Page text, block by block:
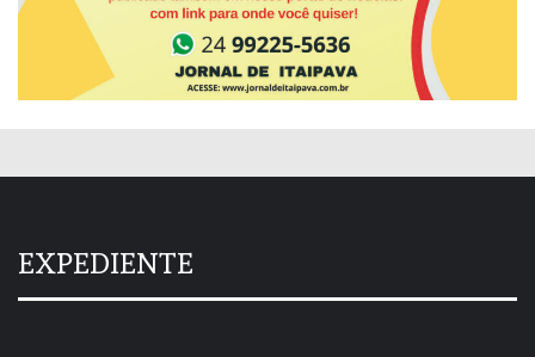
EXPEDIENTE